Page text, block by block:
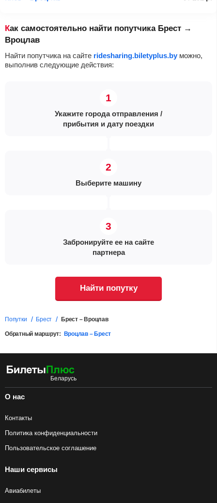
Как самостоятельно найти попутчика Брест →
Вроцлав
Найти попутчика на сайте ridesharing.biletyplus.by можно,
выполнив следующие действия:
Укажите города отправления /
прибытия и дату поездки
Выберите машину
Забронируйте ее на сайте
партнера
Найти попутку
Попутки Брест Брест – Вроцлав
Обратный маршрут: Вроцлав – Брест
О нас
Контакты
Политика конфиденциальности
Пользовательское соглашение
Наши сервисы
Авиабилеты